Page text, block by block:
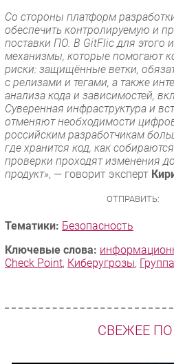
Со стороны платформ
обеспечить контролируемую и
поставки ПО. В GitFlic для этого
механизмы, которые помогают
риски: защищённые ветки,
с релизами и тегами, а также
анализа кода и зависимостей,
Суверенная инфраструктура и
отменяют необходимости
российским разработчикам
где хранится код, как
проверки проходят изменения
продукт», — говорит эксперт
ОТПРАВИТЬ:
Тематики: Безопасность
Ключевые слова:
Check Point, Киберугрозы,
СВЕЖЕЕ